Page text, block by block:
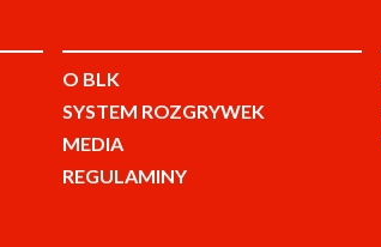
O BLK
SYSTEM ROZGRYWEK
MEDIA
REGULAMINY